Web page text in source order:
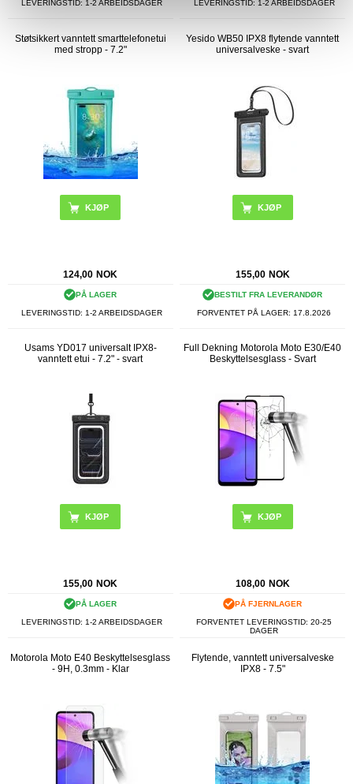
LEVERINGSTID: 1-2 ARBEIDSDAGER LEVERINGSTID: 1-2 ARBEIDSDAGER
Støtsikkert vanntett smarttelefonetui
med stropp - 7.2"
KJØP
124,00 NOK
PÅ LAGER
LEVERINGSTID: 1-2 ARBEIDSDAGER
Yesido WB50 IPX8 flytende vanntett
universalveske - svart
155,00 NOK
BESTILT FRA LEVERANDØR
FORVENTET PÅ LAGER: 17.8.2026
Usams YD017 universalt IPX8-
vanntett etui - 7.2" - svart
155,00 NOK
PÅ LAGER
LEVERINGSTID: 1-2 ARBEIDSDAGER
Full Dekning Motorola Moto E30/E40
Beskyttelsesglass - Svart
108,00 NOK
PÅ FJERNLAGER
FORVENTET LEVERINGSTID: 20-25
DAGER
Motorola Moto E40 Beskyttelsesglass
- 9H, 0.3mm - Klar
Flytende, vanntett universalveske
IPX8 - 7.5"